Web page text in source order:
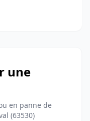
une
en panne de
(63530)